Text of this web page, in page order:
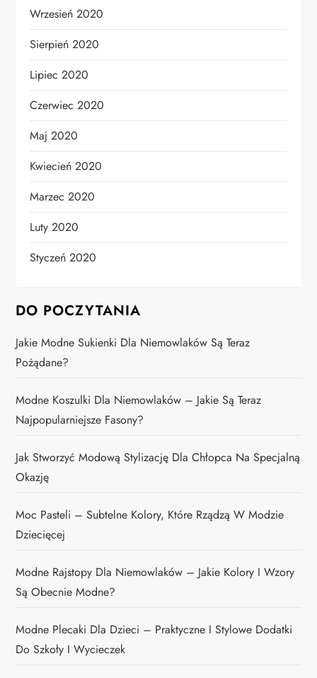
Wrzesień 2020
Sierpień 2020
Lipiec 2020
Czerwiec 2020
Maj 2020
Kwiecień 2020
Marzec 2020
Luty 2020
Styczeń 2020
DO POCZYTANIA
Jakie Modne Sukienki Dla Niemowlaków Są Teraz
Pożądane?
Modne Koszulki Dla Niemowlaków – Jakie Są Teraz
Najpopularniejsze Fasony?
Jak Stworzyć Modową Stylizację Dla Chłopca Na Specjalną
Okazję
Moc Pasteli – Subtelne Kolory, Które Rządzą W Modzie
Dziecięcej
Modne Rajstopy Dla Niemowlaków – Jakie Kolory I Wzory
Są Obecnie Modne?
Modne Plecaki Dla Dzieci – Praktyczne I Stylowe Dodatki
Do Szkoły I Wycieczek